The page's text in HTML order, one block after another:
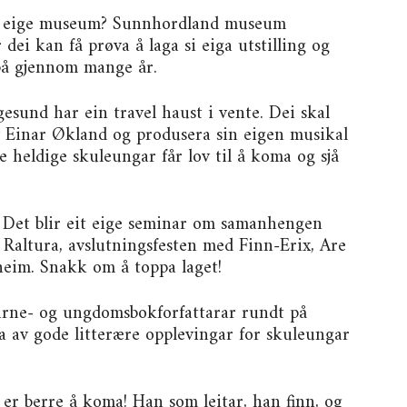
museum? Sunnhordland museum
kan få prøva å laga si eiga utstilling og
gjennom mange år.
har ein travel haust i vente. Dei skal
Økland og produsera sin eigen musikal
heldige skuleungar får lov til å koma og sjå
blir eit eige seminar om samanhengen
avslutningsfesten med Finn-Erix, Are
Snakk om å toppa laget!
og ungdomsbokforfattarar rundt på
av gode litterære opplevingar for skuleungar